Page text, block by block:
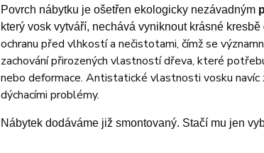
Povrch nábytku je ošetřen ekologicky nezávadným
který vosk vytváří, nechává vyniknout krásné kresbě
ochranu před vlhkostí a nečistotami, čímž se
zachování přirozených vlastností dřeva, které
nebo deformace. Antistatické vlastnosti vosku navíc
dýchacími problémy.
Nábytek dodáváme již smontovaný. Stačí mu jen